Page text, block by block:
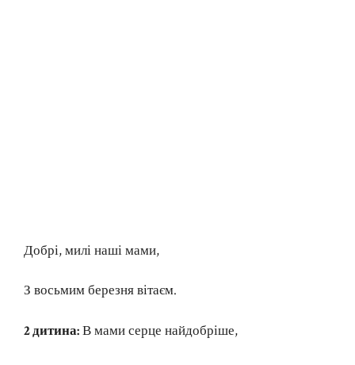
Добрі, милі наші мами,
З восьмим березня вітаєм.
2 дитина:В мами серце найдобріше,